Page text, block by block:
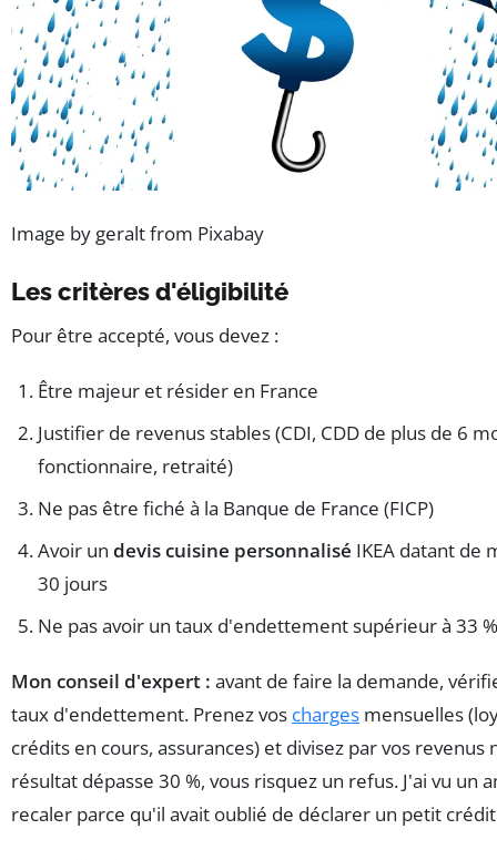
Image by geralt from Pixabay
Les critères d'éligibilité
Pour être accepté, vous devez :
Être majeur et résider en France
Justifier de revenus stables (CDI, CDD de plus de 6
fonctionnaire, retraité)
Ne pas être fiché à la Banque de France (FICP)
Avoir un devis cuisine personnalisé IKEA datant de
30 jours
Ne pas avoir un taux d'endettement supérieur à 33 %
Mon conseil d'expert : avant de faire la demande,
taux d'endettement. Prenez vos charges mensuelles
crédits en cours, assurances) et divisez par vos revenus
résultat dépasse 30 %, vous risquez un refus. J'ai vu un
recaler parce qu'il avait oublié de déclarer un petit